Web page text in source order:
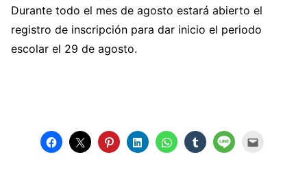
Durante todo el mes de agosto estará abierto el
registro de inscripción para dar inicio el periodo
escolar el 29 de agosto.